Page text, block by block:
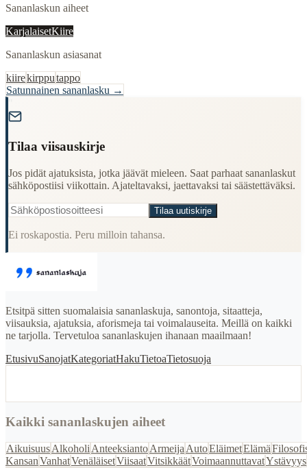
Sananlaskun aiheet
KarjalaisetKiire
Sananlaskun asiasanat
kiirekirpputappo
Satunnainen sananlasku →
Tilaa viisauskirje
Jos pidät ajatuksista, jotka jäävät mieleen. Saat parhaat sananlaskut
sähköpostiisi viikottain. Ajateltavaksi, jaettavaksi tai säästettäväksi.
Tilaa uutiskirje
Ei roskapostia. Peru milloin tahansa.
Etsitpä sitten suomalaisia sananlaskuja, sanontoja, sitaatteja,
viisauksia, ajatuksia, aforismeja tai voimalauseita. Meillä on kaikki
ne tarjolla. Tervetuloa sananlaskujen ihanaan maailmaan!
EtusivuSanojatKategoriatHakuTietoaTietosuoja
Kaikki sananlaskujen aiheet
AikuisuusAlkoholi AnteeksiantoArmeija AutoEläimetElämä
KansanVanhatVenäläisetViisaatVitsikkäätVoimaannuttavatYstävyys